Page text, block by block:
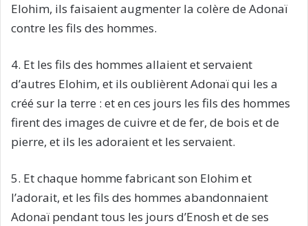
Elohim, ils faisaient augmenter la colère de Adonaï
contre les fils des hommes.
4. Et les fils des hommes allaient et servaient
d’autres Elohim, et ils oublièrent Adonaï qui les a
créé sur la terre : et en ces jours les fils des hommes
firent des images de cuivre et de fer, de bois et de
pierre, et ils les adoraient et les servaient.
5. Et chaque homme fabricant son Elohim et
l’adorait, et les fils des hommes abandonnaient
Adonaï pendant tous les jours d’Enosh et de ses